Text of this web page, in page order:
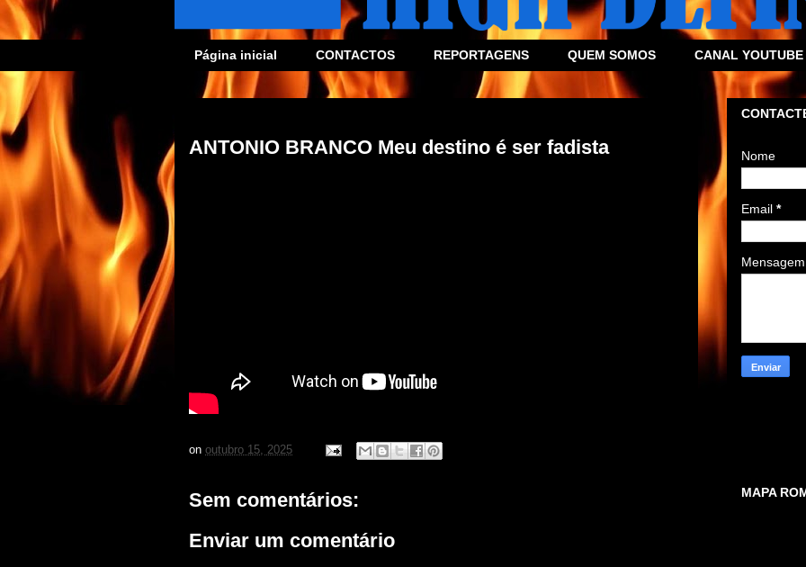
Página inicial CONTACTOS REPORTAGENS QUEM SOMOS CANAL YOUTUBE
ANTONIO BRANCO Meu destino é ser fadista
on outubro 15, 2025
Sem comentários:
Enviar um comentário
Nome
Email *
Mensagem
MAPA